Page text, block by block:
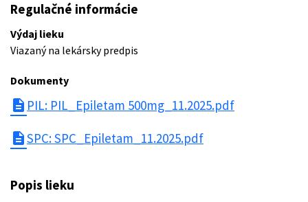
Regulačné informácie
Výdaj lieku
Viazaný na lekársky predpis
Dokumenty
description PIL: PIL_Epiletam 500mg_11.2025.pdf
descriptionSPC: SPC_Epiletam_11.2025.pdf
Popis lieku